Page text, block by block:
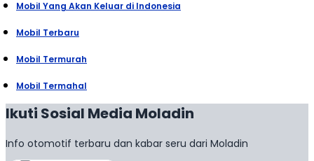
Mobil Yang Akan Keluar di Indonesia
Mobil Terbaru
Mobil Termurah
Mobil Termahal
Ikuti Sosial Media Moladin
Info otomotif terbaru dan kabar seru dari Moladin